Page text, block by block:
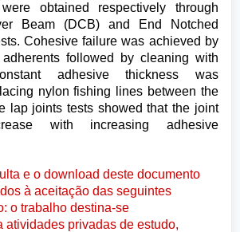
obtained respectively through
Beam (DCB) and End Notched
Cohesive failure was achieved by
followed by cleaning with
adhesive thickness was
nylon fishing lines between the
lap joints tests showed that the joint
with increasing adhesive
e o download deste documento
à aceitação das seguintes
o trabalho destina-se
atividades privadas de estudo,